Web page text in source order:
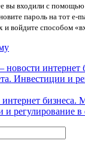
вы входили с
пароль на тот e-
и войдите способом
бизнеса.
и регулирование в